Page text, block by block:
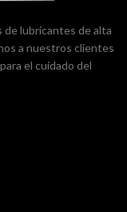
de lubricantes de alta
a nuestros clientes
el cuidado del